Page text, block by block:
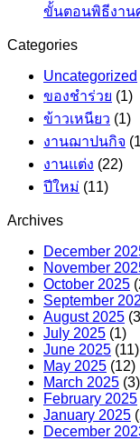
ขั้นตอนพิธีงาน
Categories
Uncategorized
ของชำร่วย (1)
ข้าวเหนียว (1)
งานฌาปนกิจ
งานแต่ง (22)
ปีใหม่ (11)
Archives
December
November
October 2025
September
August 2025
July 2025 (1)
June 2025 (11)
May 2025 (12)
March 2025 (3)
February 2025
January 2025
December